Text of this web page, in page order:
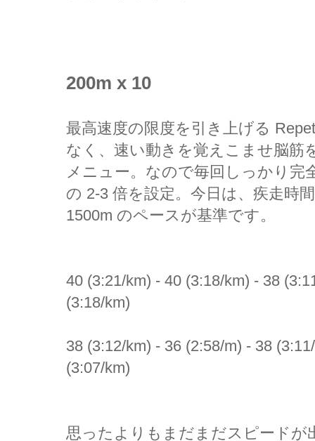
200m x 10
最高速度の限度を引き上げる
なく、速い動きを覚えこませ脳筋
メニュー。なので毎回しっかり完
の 2-3 倍を設定。今日は、疾走時
1500m のペースが基準です。
40 (3:21/km) - 40 (3:18/km) - 38
(3:18/km)
38 (3:12/km) - 36 (2:58/m) - 38
(3:07/km)
思ったよりもまだまだスピードが